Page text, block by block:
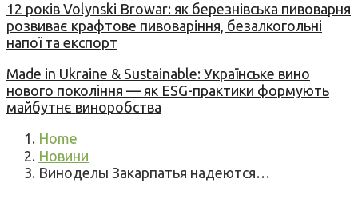
12 років Volynski Browar: як березнівська пивоварня
розвиває крафтове пивоваріння, безалкогольні
напої та експорт
Made in Ukraine & Sustainable: Українське вино
нового покоління — як ESG-практики формують
майбутнє виноробства
Home
Новини
Виноделы Закарпатья надеются…